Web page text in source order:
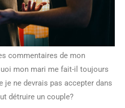
commentaires de mon
mon mari me fait-il toujours
je ne devrais pas accepter dans
détruire un couple?